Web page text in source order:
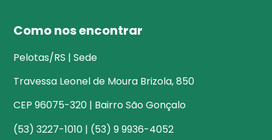
Como nos encontrar
Pelotas/RS | Sede
Travessa Leonel de Moura Brizola, 850
CEP 96075-320 | Bairro São Gonçalo
(53) 3227-1010 | (53) 9 9936-4052